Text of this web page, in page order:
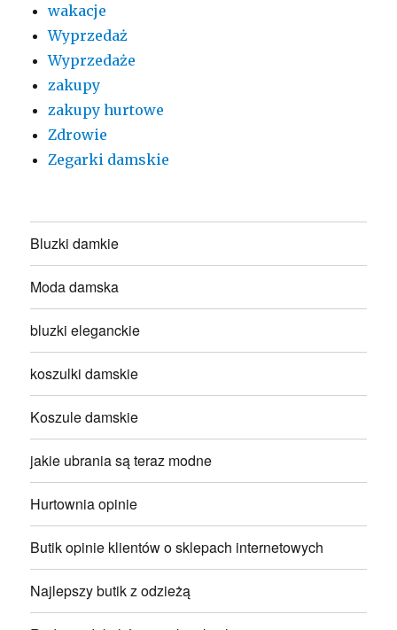
wakacje
Wyprzedaż
Wyprzedaże
zakupy
zakupy hurtowe
Zdrowie
Zegarki damskie
Bluzki damkie
Moda damska
bluzki eleganckie
koszulki damskie
Koszule damskie
jakie ubrania są teraz modne
Hurtownia opinie
Butik opinie klientów o sklepach internetowych
Najlepszy butik z odzieżą